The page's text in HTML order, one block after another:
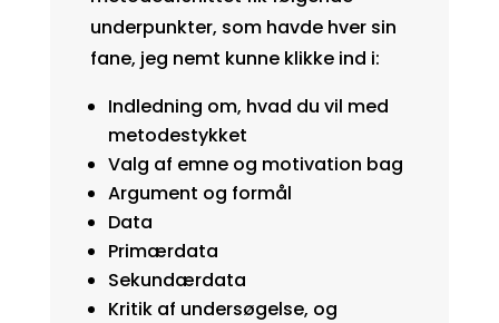
underpunkter, som havde hver sin
fane, jeg nemt kunne klikke ind i:
Indledning om, hvad du vil med
metodestykket
Valg af emne og motivation bag
Argument og formål
Data
Primærdata
Sekundærdata
Kritik af undersøgelse, og